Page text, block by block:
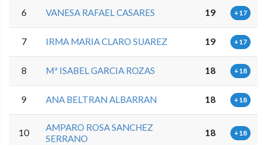
6 VANESA RAFAEL CASARES 19 +17
7 IRMA MARIA CLARO SUAREZ 19 +17
8 Mª ISABEL GARCIA ROZAS 18 +18
9 ANA BELTRAN ALBARRAN 18 +18
10
AMPARO ROSA SANCHEZ
SERRANO
18 +18